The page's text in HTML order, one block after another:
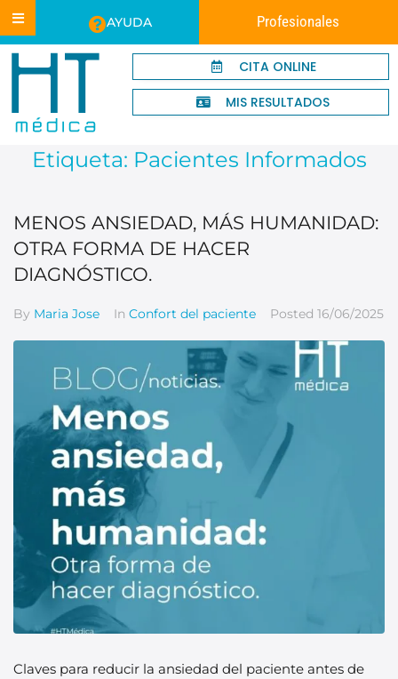
AYUDA Profesionales
CITA ONLINE
MIS RESULTADOS
Etiqueta: Pacientes Informados
MENOS ANSIEDAD, MÁS HUMANIDAD:
OTRA FORMA DE HACER
DIAGNÓSTICO.
By Maria Jose In Confort del paciente Posted 16/06/2025
Claves para reducir la ansiedad del paciente antes de